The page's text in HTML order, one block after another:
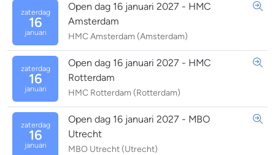
zaterdag
16
januari
Open dag 16 januari 2027 - HMC
Amsterdam
HMC Amsterdam (Amsterdam)
zaterdag
16
januari
Open dag 16 januari 2027 - HMC
Rotterdam
HMC Rotterdam (Rotterdam)
zaterdag
16
januari
Open dag 16 januari 2027 - MBO
Utrecht
MBO Utrecht (Utrecht)